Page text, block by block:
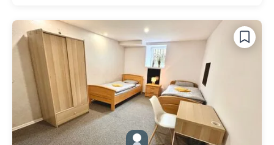
gallery.slide_selector